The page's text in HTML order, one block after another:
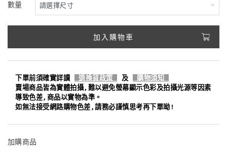
數量
加入購物車
下單前須確實詳讀 退換貨政策 及
購物須知
賣場商品皆為實體拍攝,難以避免螢幕顯示色彩及拍攝光源等因素
導致色差,商品以實物為準。
如無法接受網路購物色差,請務必謹慎思考再下單呦!
加購商品